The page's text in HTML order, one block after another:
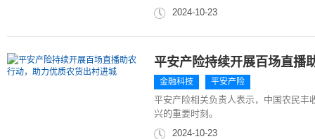
2024-10-23
平安产险持续开展百场直播
金融科技 平安产险
平安产险相关负责人表示，中国农民丰
兴的重要时刻。
2024-10-23